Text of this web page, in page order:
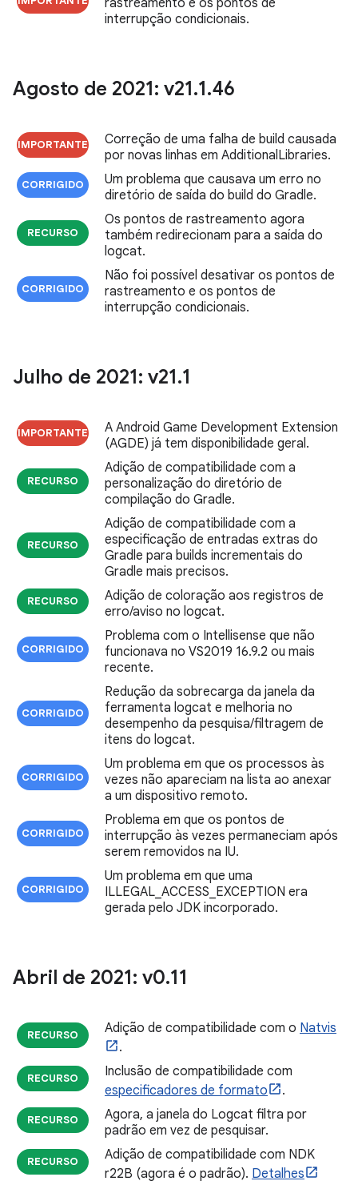
rastreamento e os pontos de
interrupção condicionais.
Agosto de 2021: v21.1.46
IMPORTANTE
Correção de uma falha de build causada
por novas linhas em AdditionalLibraries.
CORRIGIDO
Um problema que causava um erro no
diretório de saída do build do Gradle.
RECURSO
Os pontos de rastreamento agora
também redirecionam para a saída do
logcat.
CORRIGIDO
Não foi possível desativar os pontos de
rastreamento e os pontos de
interrupção condicionais.
Julho de 2021: v21.1
IMPORTANTE
A Android Game Development Extension
(AGDE) já tem disponibilidade geral.
RECURSO
Adição de compatibilidade com a
personalização do diretório de
compilação do Gradle.
RECURSO
Adição de compatibilidade com a
especificação de entradas extras do
Gradle para builds incrementais do
Gradle mais precisos.
RECURSO
Adição de coloração aos registros de
erro/aviso no logcat.
CORRIGIDO
Problema com o Intellisense que não
funcionava no VS2019 16.9.2 ou mais
recente.
CORRIGIDO
Redução da sobrecarga da janela da
ferramenta logcat e melhoria no
desempenho da pesquisa/filtragem de
itens do logcat.
CORRIGIDO
Um problema em que os processos às
vezes não apareciam na lista ao anexar
a um dispositivo remoto.
CORRIGIDO
Problema em que os pontos de
interrupção às vezes permaneciam após
serem removidos na IU.
CORRIGIDO
Um problema em que uma
ILLEGAL_ACCESS_EXCEPTION era
gerada pelo JDK incorporado.
Abril de 2021: v0.11
RECURSO Adição de compatibilidade com o Natvis
.
RECURSO
Inclusão de compatibilidade com
especificadores de formato
.
RECURSO
Agora, a janela do Logcat filtra por
padrão em vez de pesquisar.
RECURSO
Adição de compatibilidade com NDK
r22B (agora é o padrão). Detalhes